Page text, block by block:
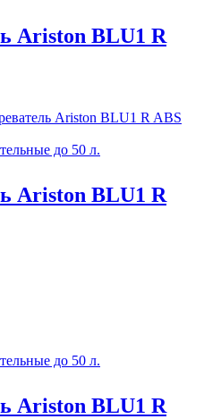
Ariston BLU1 R
до 50 л.
Ariston BLU1 R
до 50 л.
Ariston BLU1 R